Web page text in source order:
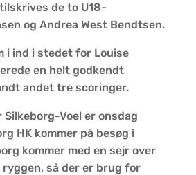
de to U18-
og Andrea West Bendtsen.
i ind i stedet for Louise
en helt godkendt
andet tre scoringer.
Voel er onsdag
HK kommer på besøg i
kommer med en sejr over
ryggen, så der er brug for